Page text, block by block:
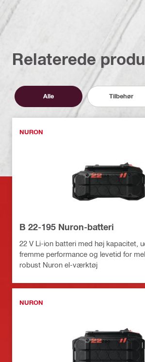
Relaterede
Alle Tilbehør
NURON
B 22-195 Nuron-batteri
22 V Li-ion batteri med høj kapacitet,
fremme performance og levetid for
robust Nuron el-værktøj
NURON